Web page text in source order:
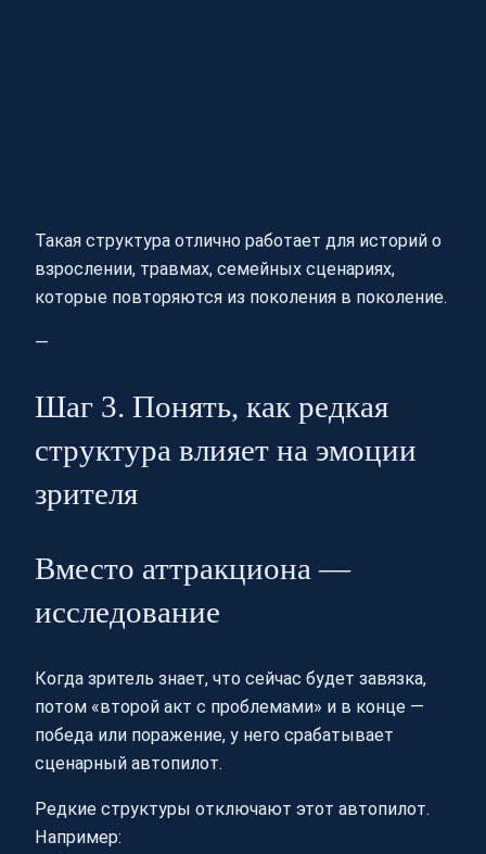
Такая структура отлично работает для историй о
взрослении, травмах, семейных сценариях,
которые повторяются из поколения в поколение.
—
Шаг 3. Понять, как редкая
структура влияет на эмоции
зрителя
Вместо аттракциона —
исследование
Когда зритель знает, что сейчас будет завязка,
потом «второй акт с проблемами» и в конце —
победа или поражение, у него срабатывает
сценарный автопилот.
Редкие структуры отключают этот автопилот.
Например: